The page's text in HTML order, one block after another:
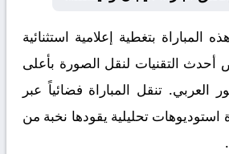
المباراة بتغطية إعلامية استثنائية
التقنيات لنقل الصورة بأعلى
العربي. تنقل المباراة فضائياً عبر
استوديوهات تحليلية يقودها نخبة من